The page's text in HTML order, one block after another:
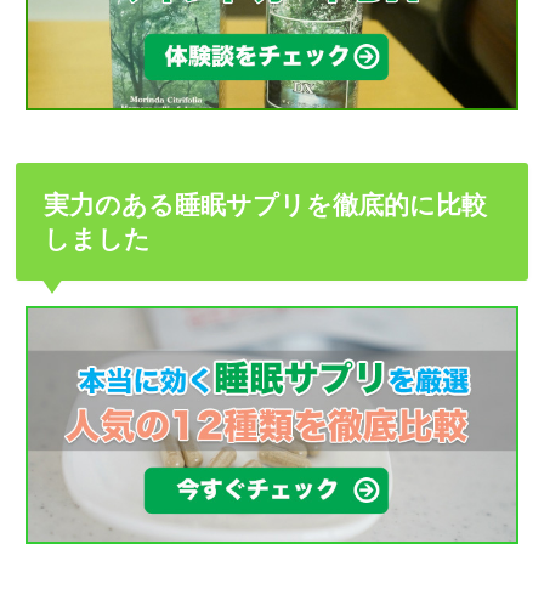
実力のある睡眠サプリを徹底的に比較
しました